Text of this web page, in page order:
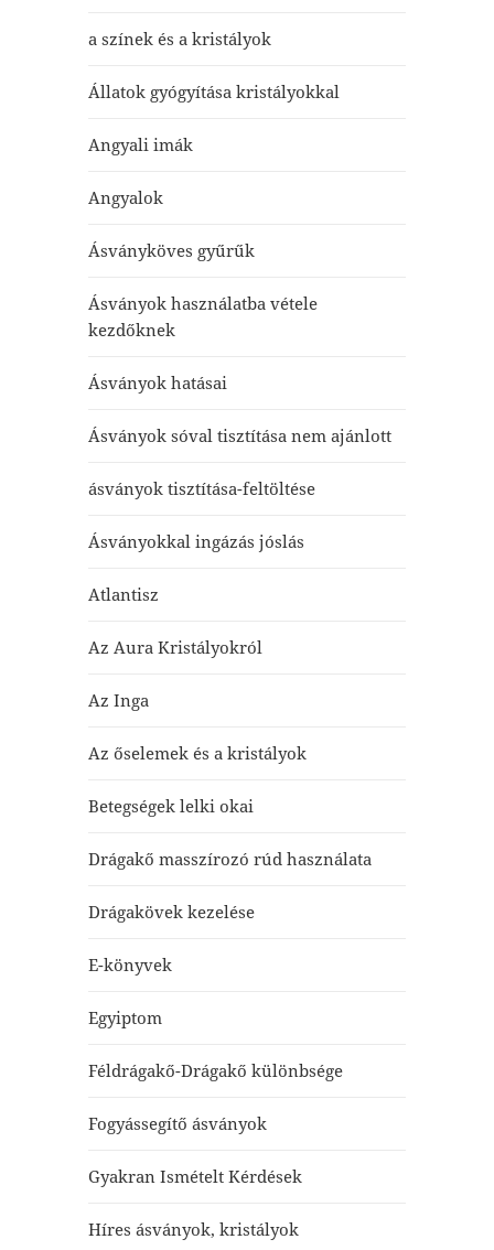
a színek és a kristályok
Állatok gyógyítása kristályokkal
Angyali imák
Angyalok
Ásványköves gyűrűk
Ásványok használatba vétele
kezdőknek
Ásványok hatásai
Ásványok sóval tisztítása nem ajánlott
ásványok tisztítása-feltöltése
Ásványokkal ingázás jóslás
Atlantisz
Az Aura Kristályokról
Az Inga
Az őselemek és a kristályok
Betegségek lelki okai
Drágakő masszírozó rúd használata
Drágakövek kezelése
E-könyvek
Egyiptom
Féldrágakő-Drágakő különbsége
Fogyássegítő ásványok
Gyakran Ismételt Kérdések
Híres ásványok, kristályok